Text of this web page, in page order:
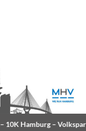
10K Hamburg–